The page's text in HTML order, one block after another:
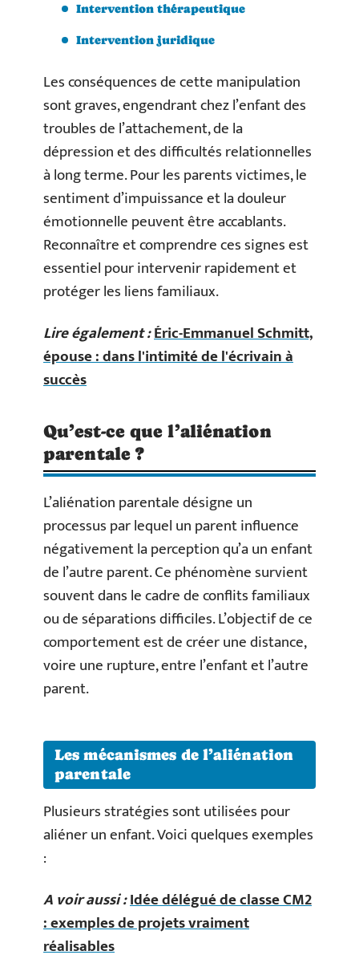
Intervention thérapeutique
Intervention juridique
Les conséquences de cette manipulation
sont graves, engendrant chez l’enfant des
troubles de l’attachement, de la
dépression et des difficultés relationnelles
à long terme. Pour les parents victimes, le
sentiment d’impuissance et la douleur
émotionnelle peuvent être accablants.
Reconnaître et comprendre ces signes est
essentiel pour intervenir rapidement et
protéger les liens familiaux.
Lire également :Éric-Emmanuel Schmitt,
épouse : dans l'intimité de l'écrivain à
succès
Qu’est-ce que l’aliénation
parentale ?
L’aliénation parentale désigne un
processus par lequel un parent influence
négativement la perception qu’a un enfant
de l’autre parent. Ce phénomène survient
souvent dans le cadre de conflits familiaux
ou de séparations difficiles. L’objectif de ce
comportement est de créer une distance,
voire une rupture, entre l’enfant et l’autre
parent.
Les mécanismes de l’aliénation
parentale
Plusieurs stratégies sont utilisées pour
aliéner un enfant. Voici quelques exemples
:
A voir aussi :Idée délégué de classe CM2
: exemples de projets vraiment
réalisables